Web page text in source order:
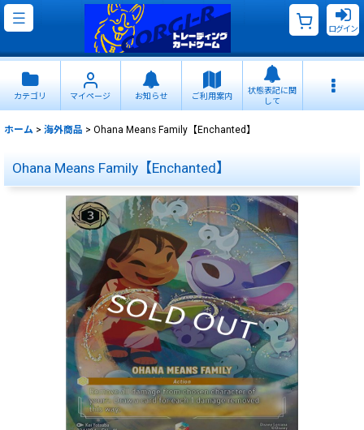
ログイン
カテゴリ マイページ お知らせ ご利用案内
状態表記に関
して
ホーム > 海外商品 > Ohana Means Family【Enchanted】
Ohana Means Family【Enchanted】